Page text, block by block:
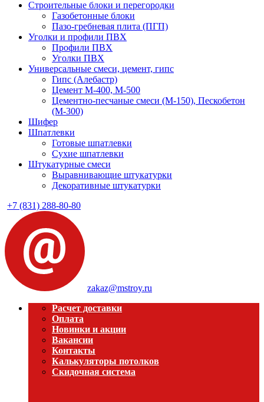
Строительные блоки и перегородки
Газобетонные блоки
Пазо-гребневая плита (ПГП)
Уголки и профили ПВХ
Профили ПВХ
Уголки ПВХ
Универсальные смеси, цемент, гипс
Гипс (Алебастр)
Цемент М-400, М-500
Цементно-песчаные смеси (М-150), Пескобетон
(М-300)
Шифер
Шпатлевки
Готовые шпатлевки
Сухие шпатлевки
Штукатурные смеси
Выравнивающие штукатурки
Декоративные штукатурки
+7 (831) 288-80-80
zakaz@mstroy.ru
Расчет доставки
Оплата
Новинки и акции
Вакансии
Контакты
Калькуляторы потолков
Скидочная система